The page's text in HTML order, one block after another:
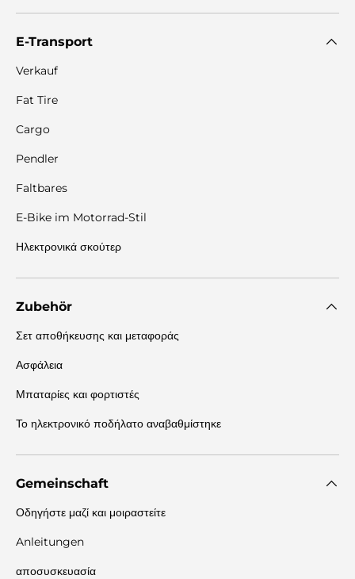
E-Transport
Verkauf
Fat Tire
Cargo
Pendler
Faltbares
E-Bike im Motorrad-Stil
Ηλεκτρονικά σκούτερ
Zubehör
Σετ αποθήκευσης και μεταφοράς
Ασφάλεια
Μπαταρίες και φορτιστές
Το ηλεκτρονικό ποδήλατο αναβαθμίστηκε
Gemeinschaft
Οδηγήστε μαζί και μοιραστείτε
Anleitungen
αποσυσκευασία